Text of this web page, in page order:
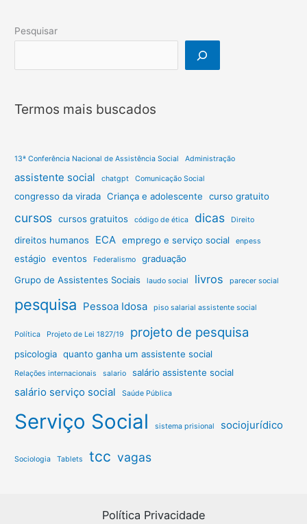
Pesquisar
Termos mais buscados
13ª Conferência Nacional de Assistência Social Administração
assistente social chatgpt Comunicação Social
congresso da virada Criança e adolescente curso gratuito
cursos cursos gratuitos código de ética dicas Direito
direitos humanos ECA emprego e serviço social enpess
estágio eventos Federalismo
graduação
Grupo de Assistentes Sociais
laudo social livros parecer social
pesquisa Pessoa Idosa piso salarial assistente social
Política Projeto de Lei 1827/19 projeto de pesquisa
psicologia quanto ganha um assistente social
Relações internacionais salario salário assistente social
salário serviço social Saúde Pública
Serviço Social sistema prisional sociojurídico
Sociologia Tablets tcc vagas
Política Privacidade